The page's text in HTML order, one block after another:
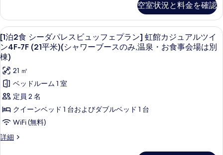
表
示
す
る
上)
予
約
人
数
分
の
す
べ
て
約
人
数
分
の
詳
細
タ
ン
ダ
ー
ド
洋
室
(海
側)
(33
ア
ム
ス
タ
ン
ダ
ー
ド
洋
室
(海
側)
(33
平
ラ
ン
｢TERRACE
&
DINING
SORA｣]
宙
館
ス
タ
ン
SORA
ビ
ュ
ッ
フ
ェ
プ
ラ
ン
｢TERRACE
&
DINING
SORA｣]
宙
館
空室状況と料金を確認
[1
泊
2
食
シ
ー
ダ
パ
レ
セーフティボックス (室内)、遮光カ
14
[1泊2食 シーダパレスビュッフェプラン] 虹館カジュアルツイ
ン4F-7F (21平米)(シャワーブースのみ,温泉・お食事会場は別
棟)
21 ㎡
ベッドルーム 1 室
定員 2 名
クイーンベッド 1 台およびダブルベッド 1 台
WiFi (無料)
詳細
[1